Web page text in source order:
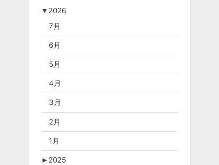
▼ 2026
7月
6月
5月
4月
3月
2月
1月
► 2025